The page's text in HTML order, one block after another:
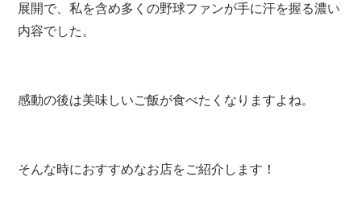
展開で、私を含め多くの野球ファンが手に汗を握る濃い
内容でした。
感動の後は美味しいご飯が食べたくなりますよね。
そんな時におすすめなお店をご紹介します！